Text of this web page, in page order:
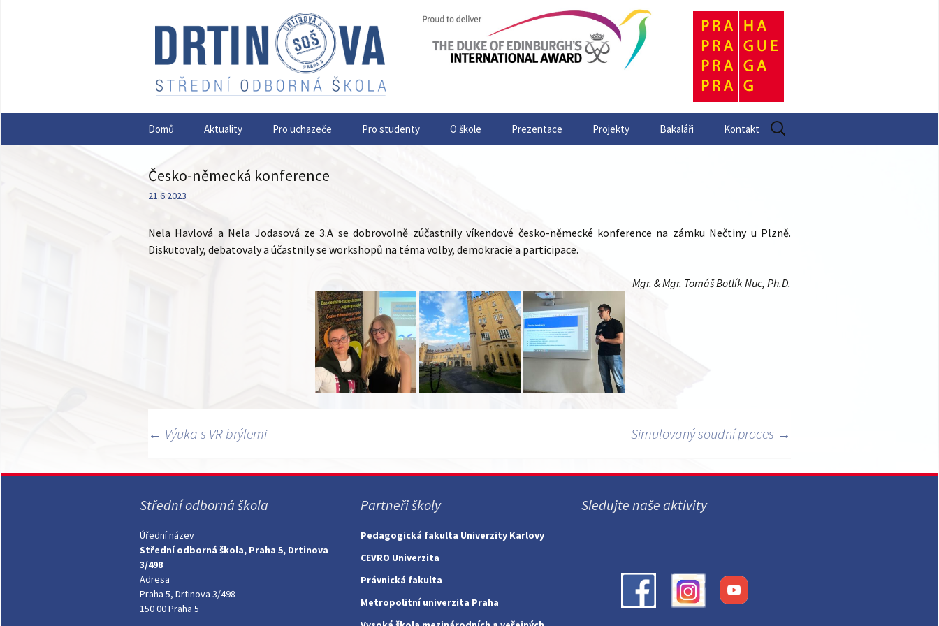
webu
Domů Aktuality Pro uchazeče Pro studenty O škole Prezentace Projekty Bakaláři Kontakt Vyhledávání
Česko-německá konference
21.6.2023
Nela Havlová a Nela Jodasová ze 3.A se dobrovolně zúčastnily víkendové česko-německé konference na zámku Nečtiny u Plzně.
Diskutovaly, debatovaly a účastnily se workshopů na téma volby, demokracie a participace.
Mgr. & Mgr. Tomáš Botlík Nuc, Ph.D.
Navigace
příspěvky
← Výuka s VR brýlemi Simulovaný soudní proces →
Střední odborná škola
Úřední název
Střední odborná škola, Praha 5, Drtinova
3/498
Adresa
Praha 5, Drtinova 3/498
150 00 Praha 5
Partneři školy
Pedagogická fakulta Univerzity Karlovy
CEVRO Univerzita
Právnická fakulta
Metropolitní univerzita Praha
Sledujte naše aktivity